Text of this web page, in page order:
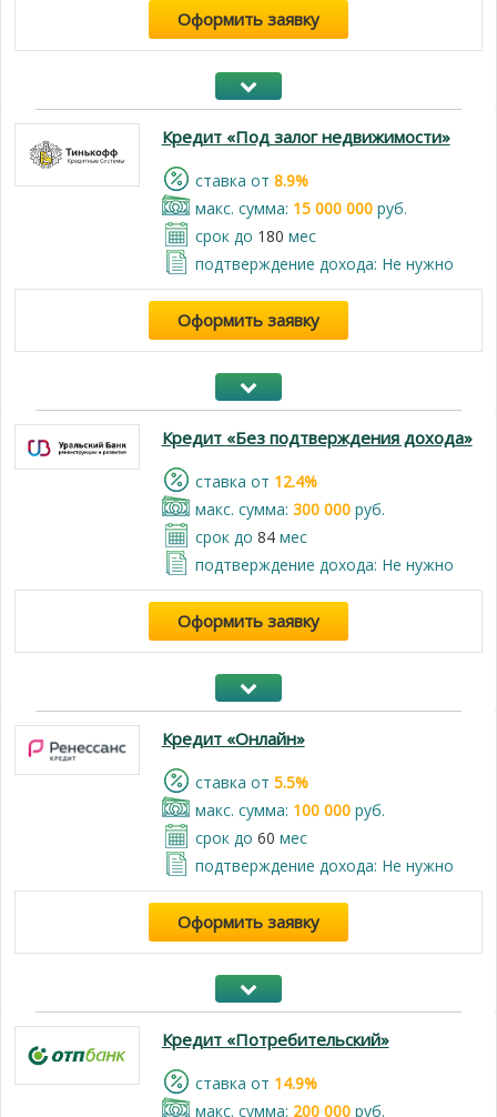
Оформить заявку
Кредит «Под залог недвижимости»
cтавка от 8.9%
макс. сумма: 15 000 000руб.
срок до 180 мес
подтверждение дохода: Не нужно
Оформить заявку
Кредит «Без подтверждения дохода»
cтавка от 12.4%
макс. сумма: 300 000руб.
срок до 84мес
подтверждение дохода: Не нужно
Оформить заявку
Кредит «Онлайн»
cтавка от 5.5%
макс. сумма: 100 000руб.
срок до 60 мес
подтверждение дохода: Не нужно
Оформить заявку
Кредит «Потребительский»
cтавка от 14.9%
макс. сумма: 200 000руб.